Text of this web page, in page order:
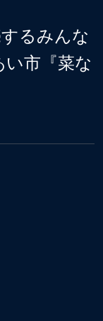
るみんな
市『菜な